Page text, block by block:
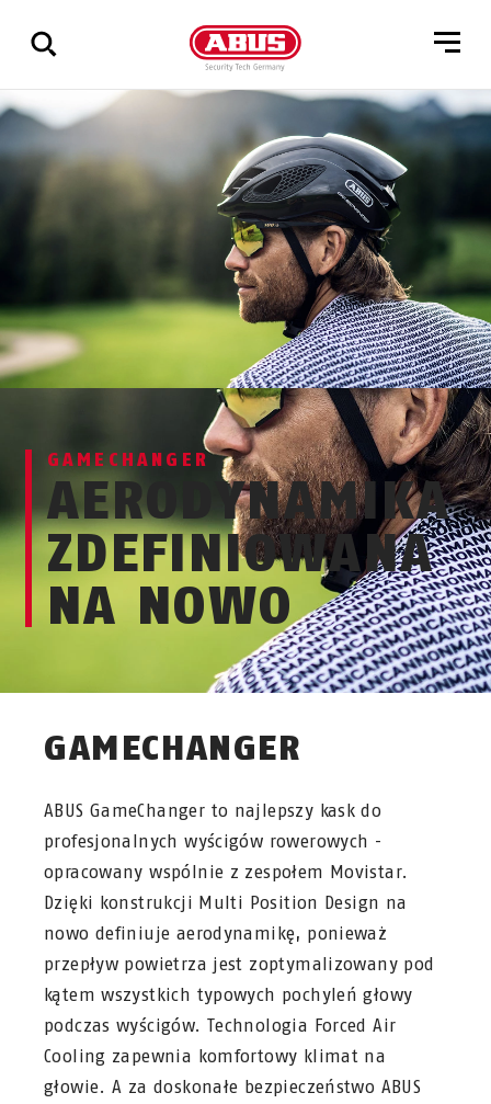
Pokaż
wszystkie
wyniki
GAMECHANGER
AERODYNAMIKA
ZDEFINIOWANA
NA NOWO
GAMECHANGER
ABUS GameChanger to najlepszy kask do
profesjonalnych wyścigów rowerowych -
opracowany wspólnie z zespołem Movistar.
Dzięki konstrukcji Multi Position Design na
nowo definiuje aerodynamikę, ponieważ
przepływ powietrza jest zoptymalizowany pod
kątem wszystkich typowych pochyleń głowy
podczas wyścigów. Technologia Forced Air
Cooling zapewnia komfortowy klimat na
głowie. A za doskonałe bezpieczeństwo ABUS